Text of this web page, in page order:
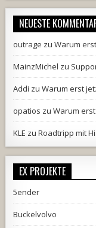
NEUESTE
outrage zuWarum
MainzMichel zu
Addi zuWarum erst
opatios zuWarum
KLE zuRoadtripp mit
EX PROJEKTE
5ender
Buckelvolvo